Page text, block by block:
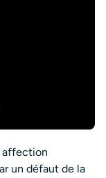
affection
un défaut de la